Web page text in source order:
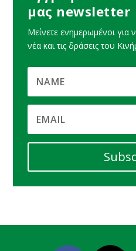
μας newsletter
Μείνετε ενημερωμένοι για
νέα και τις δράσεις του